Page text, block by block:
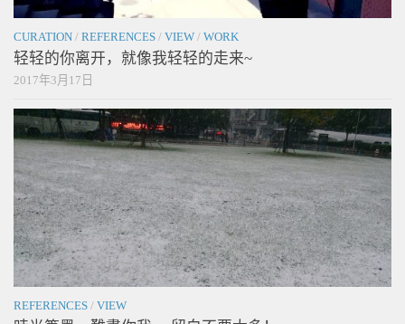
CURATION / REFERENCES / VIEW / WORK
轻轻的你离开，就像我轻轻的走来~
2017年3月17日
REFERENCES / VIEW